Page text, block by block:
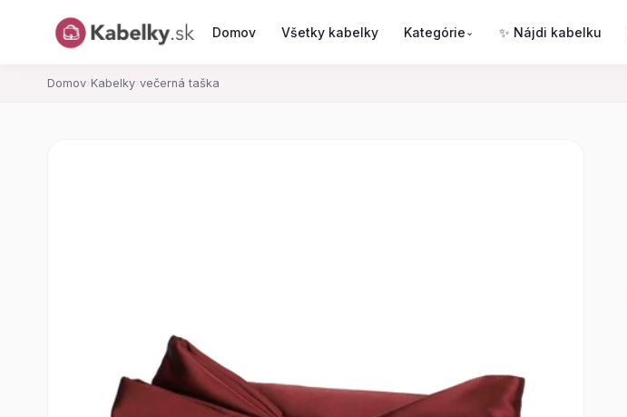
Domov Všetky kabelky Kategórie ⌄ ✨ Nájdi kabelku
Domov› Kabelky›večerná taška